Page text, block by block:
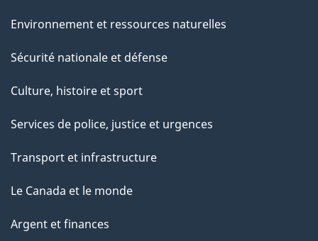
Environnement et ressources naturelles
Sécurité nationale et défense
Culture, histoire et sport
Services de police, justice et urgences
Transport et infrastructure
Le Canada et le monde
Argent et finances